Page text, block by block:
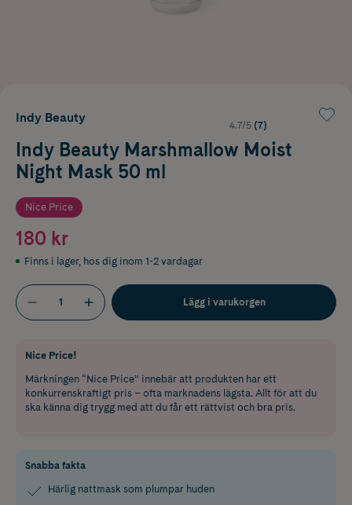
Indy Beauty
4.7/5 (7)
Indy Beauty Marshmallow Moist
Night Mask 50 ml
Nice Price
180 kr
Finns i lager, hos dig inom 1-2 vardagar
Lägg i varukorgen
Nice Price!
Märkningen “Nice Price” innebär att produkten har ett
konkurrenskraftigt pris – ofta marknadens lägsta. Allt för att du
ska känna dig trygg med att du får ett rättvist och bra pris.
Snabba fakta
Härlig nattmask som plumpar huden